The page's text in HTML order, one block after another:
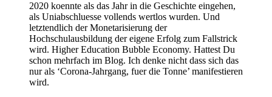
2020 koennte als das Jahr in die Geschichte eingehen,
als Uniabschluesse vollends wertlos wurden. Und
letztendlich der Monetarisierung der
Hochschulausbildung der eigene Erfolg zum Fallstrick
wird. Higher Education Bubble Economy. Hattest Du
schon mehrfach im Blog. Ich denke nicht dass sich das
nur als ‘Corona-Jahrgang, fuer die Tonne’ manifestieren
wird.